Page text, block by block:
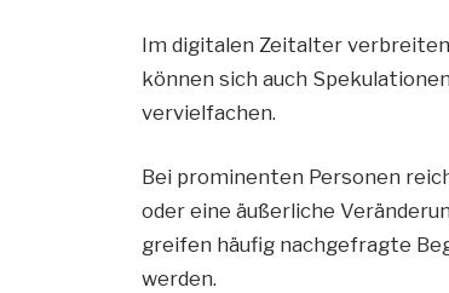
Im digitalen Zeitalter
können sich auch
vervielfachen.
Bei prominenten Personen
oder eine äußerliche
greifen häufig nachgefragte
werden.